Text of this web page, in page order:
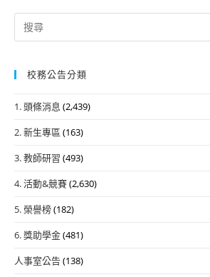
Search
for:
校務公告分類
1. 頭條消息 (2,439)
2. 新生專區 (163)
3. 教師研習 (493)
4. 活動&競賽(2,630)
5. 榮譽榜(182)
6. 獎助學金(481)
人事室公告(138)